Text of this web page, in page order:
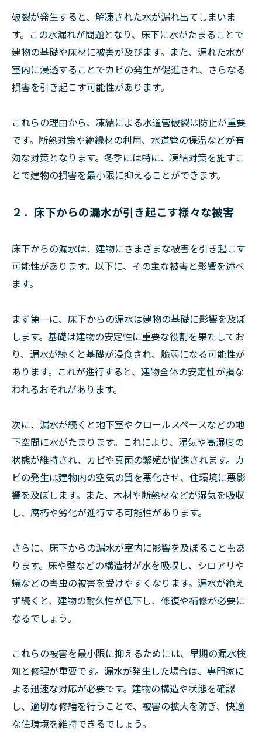
破裂が発生すると、解凍された水が漏れ出てしまいま
す。この水漏れが問題となり、床下に水がたまることで
建物の基礎や床材に被害が及びます。また、漏れた水が
室内に浸透することでカビの発生が促進され、さらなる
損害を引き起こす可能性があります。
これらの理由から、凍結による水道管破裂は防止が重要
です。断熱対策や絶縁材の利用、水道管の保温などが有
効な対策となります。冬季には特に、凍結対策を施すこ
とで建物の損害を最小限に抑えることができます。
２．床下からの漏水が引き起こす様々な被害
床下からの漏水は、建物にさまざまな被害を引き起こす
可能性があります。以下に、その主な被害と影響を述べ
ます。
まず第一に、床下からの漏水は建物の基礎に影響を及ぼ
します。基礎は建物の安定性に重要な役割を果たしてお
り、漏水が続くと基礎が浸食され、脆弱になる可能性が
あります。これが進行すると、建物全体の安定性が損な
われるおそれがあります。
次に、漏水が続くと地下室やクロールスペースなどの地
下空間に水がたまります。これにより、湿気や高湿度の
状態が維持され、カビや真菌の繁殖が促進されます。カ
ビの発生は建物内の空気の質を悪化させ、住環境に悪影
響を及ぼします。また、木材や断熱材などが湿気を吸収
し、腐朽や劣化が進行する可能性があります。
さらに、床下からの漏水が室内に影響を及ぼることもあ
ります。床や壁などの構造材が水を吸収し、シロアリや
蟻などの害虫の被害を受けやすくなります。漏水が絶え
ず続くと、建物の耐久性が低下し、修復や補修が必要に
なるでしょう。
これらの被害を最小限に抑えるためには、早期の漏水検
知と修理が重要です。漏水が発生した場合は、専門家に
よる迅速な対応が必要です。建物の構造や状態を確認
し、適切な修繕を行うことで、被害の拡大を防ぎ、快適
な住環境を維持できるでしょう。